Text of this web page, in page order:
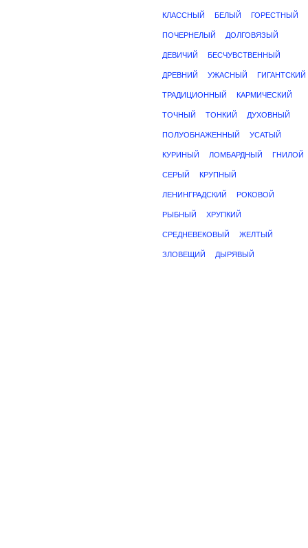
КЛАССНЫЙ БЕЛЫЙ ГОРЕСТНЫЙ
ПОЧЕРНЕЛЫЙ ДОЛГОВЯЗЫЙ
ДЕВИЧИЙ БЕСЧУВСТВЕННЫЙ
ДРЕВНИЙ УЖАСНЫЙ ГИГАНТСКИЙ
ТРАДИЦИОННЫЙ КАРМИЧЕСКИЙ
ТОЧНЫЙ ТОНКИЙ ДУХОВНЫЙ
ПОЛУОБНАЖЕННЫЙ УСАТЫЙ
КУРИНЫЙ ЛОМБАРДНЫЙ ГНИЛОЙ
СЕРЫЙ КРУПНЫЙ
ЛЕНИНГРАДСКИЙ РОКОВОЙ
РЫБНЫЙ ХРУПКИЙ
СРЕДНЕВЕКОВЫЙ ЖЕЛТЫЙ
ЗЛОВЕЩИЙ ДЫРЯВЫЙ